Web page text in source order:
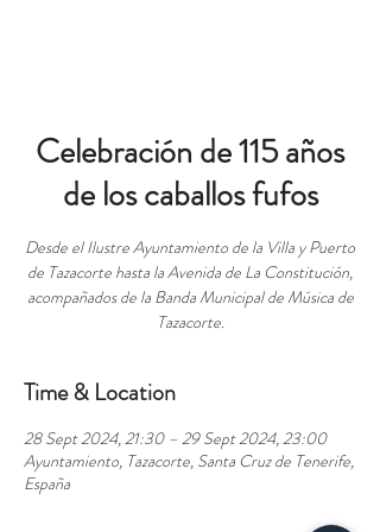
Celebración de 115 años
de los caballos fufos
Desde el Ilustre Ayuntamiento de la Villa y Puerto
de Tazacorte hasta la Avenida de La Constitución,
acompañados de la Banda Municipal de Música de
Tazacorte.
Time & Location
28 Sept 2024, 21:30 – 29 Sept 2024, 23:00
Ayuntamiento, Tazacorte, Santa Cruz de Tenerife,
España